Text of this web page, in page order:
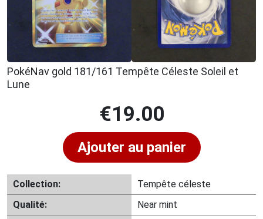
PokéNav gold 181/161 Tempête Céleste Soleil et
Lune
€19.00
Ajouter au panier
Collection:
Tempête céleste
Qualité:
Near mint